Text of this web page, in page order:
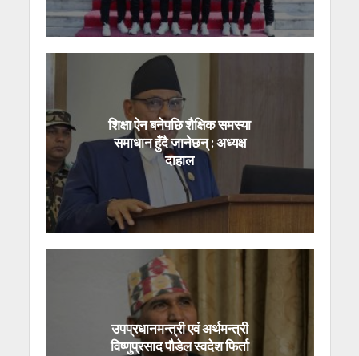
शिक्षा ऐन बनेपछि शैक्षिक समस्या
समाधान हुँदै जानेछन् : अध्यक्ष
दाहाल
उपप्रधानमन्त्री एवं अर्थमन्त्री
विष्णुप्रसाद पौडेल स्वदेश फिर्ता